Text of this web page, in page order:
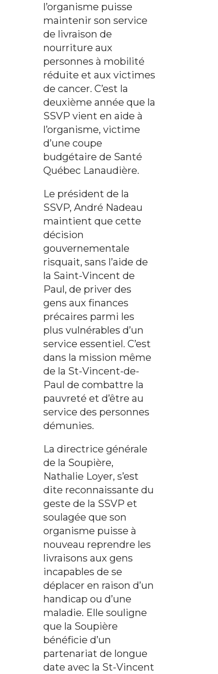
l’organisme puisse
maintenir son service
de livraison de
nourriture aux
personnes à mobilité
réduite et aux victimes
de cancer. C’est la
deuxième année que la
SSVP vient en aide à
l’organisme, victime
d’une coupe
budgétaire de Santé
Québec Lanaudière.
Le président de la
SSVP, André Nadeau
maintient que cette
décision
gouvernementale
risquait, sans l’aide de
la Saint-Vincent de
Paul, de priver des
gens aux finances
précaires parmi les
plus vulnérables d’un
service essentiel. C’est
dans la mission même
de la St-Vincent-de-
Paul de combattre la
pauvreté et d’être au
service des personnes
démunies.
La directrice générale
de la Soupière,
Nathalie Loyer, s’est
dite reconnaissante du
geste de la SSVP et
soulagée que son
organisme puisse à
nouveau reprendre les
livraisons aux gens
incapables de se
déplacer en raison d’un
handicap ou d’une
maladie. Elle souligne
que la Soupière
bénéficie d’un
partenariat de longue
date avec la St-Vincent